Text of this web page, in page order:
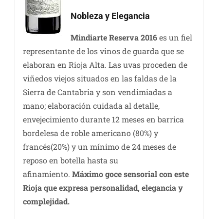
Nobleza y Elegancia
Mindiarte Reserva 2016es un fiel
representante de los vinos de guarda que se
elaboran en Rioja Alta. Las uvas proceden de
viñedos viejos situados en las faldas de la
Sierra de Cantabria y son vendimiadas a
mano; elaboración cuidada al detalle,
envejecimiento durante 12 meses en barrica
bordelesa de roble americano (80%) y
francés(20%) y un mínimo de 24 meses de
reposo en botella hasta su
afinamiento. Máximo goce sensorial con este
Rioja que expresa personalidad, elegancia y
complejidad.